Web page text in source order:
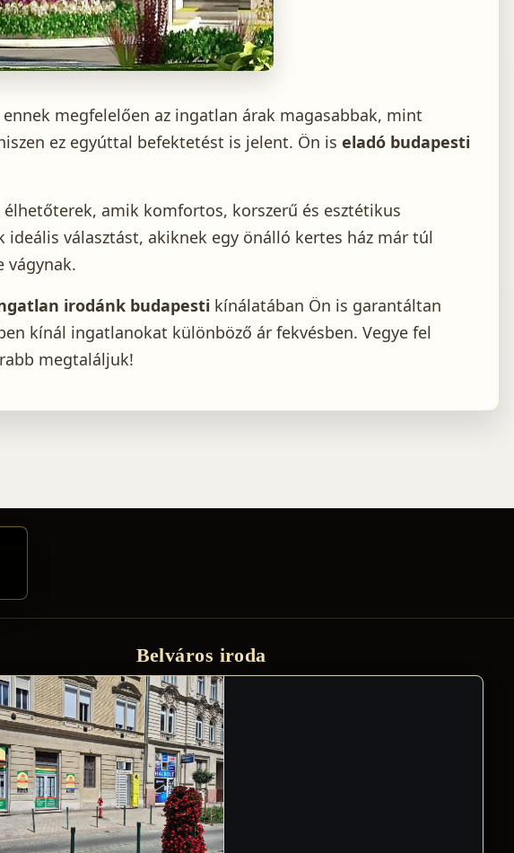
megfelelően az ingatlan árak magasabbak, mint
ez egyúttal befektetést is jelent. Ön is eladó budapesti
amik komfortos, korszerű és esztétikus
választást, akiknek egy önálló kertes ház már túl
vágynak.
irodánk budapesti kínálatában Ön is garantáltan
kínál ingatlanokat különböző ár fekvésben. Vegye fel
megtaláljuk!
Belváros iroda